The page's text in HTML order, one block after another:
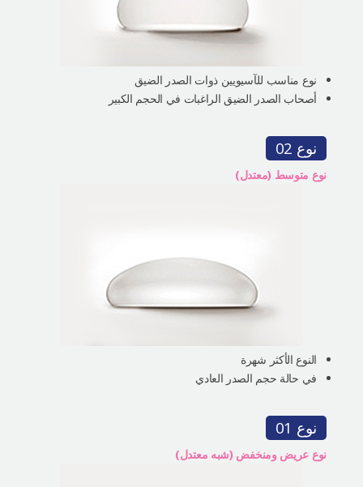
نوع مناسب للآسيويين ذوات الصدر الضيق
أصحاب الصدر الضيق الراغبات في الحجم الكبير
نوع 02
نوع متوسط (معتدل)
النوع الأكثر شهرة
في حالة حجم الصدر العادي
نوع 01
نوع عريض ومنخفض (شبه معتدل)